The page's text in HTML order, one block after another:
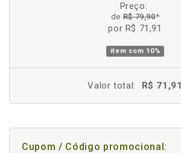
Preço:
deR$ 79,90*
por R$ 71,91
item com 10%
Valor total: R$ 71,91
Cupom / Código promocional: